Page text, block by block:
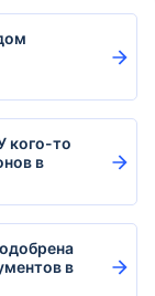
кого-то
в
в